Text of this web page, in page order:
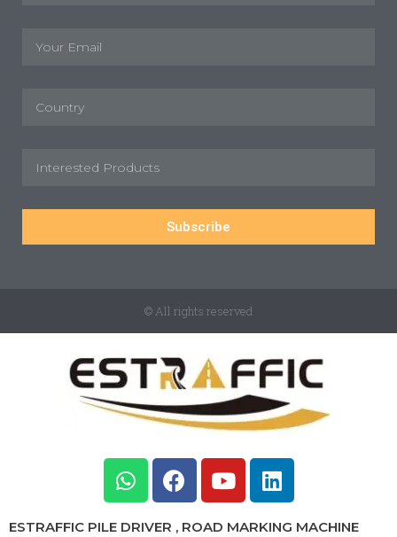
Subscribe
© All rights reserved
ESTRAFFIC PILE DRIVER , ROAD MARKING MACHINE